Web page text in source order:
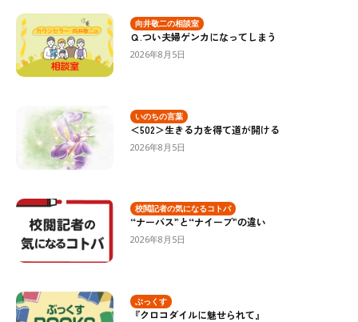
向井敬二の相談室
Ｑ.つい夫婦ゲンカになってしまう
2026年8月5日
いのちの言葉
＜502＞生きる力を得て道が開ける
2026年8月5日
校閲記者の気になるコトバ
“ナーバス”と“ナイーブ”の違い
2026年8月5日
ぶっくす
『クロコダイルに魅せられて』